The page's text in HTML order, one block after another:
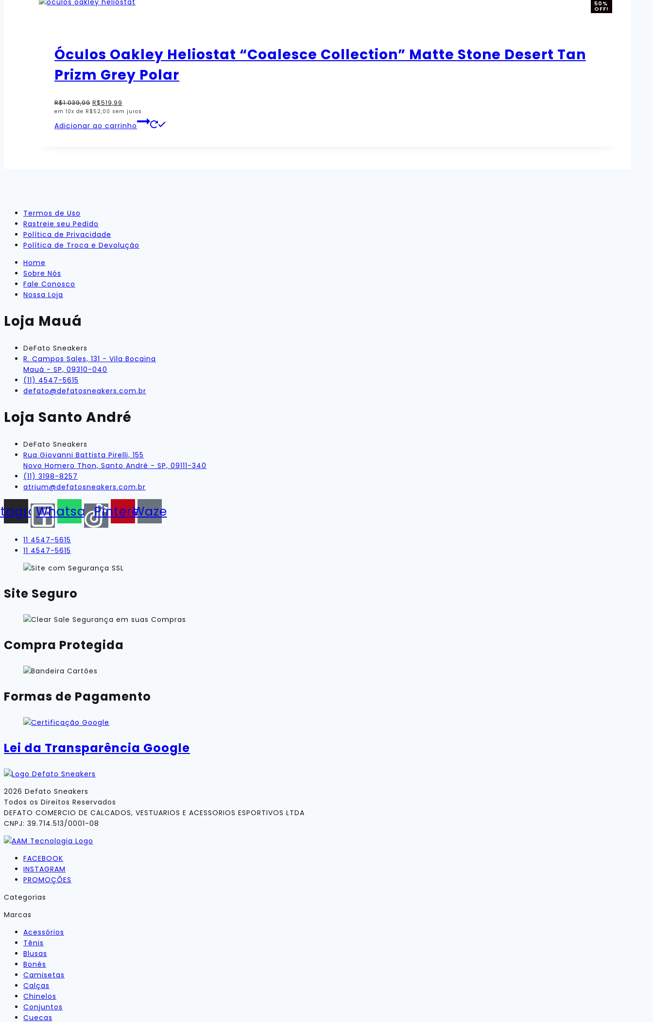
50%
OFF!
Óculos Oakley Heliostat “Coalesce Collection” Matte Stone Desert Tan
Prizm Grey Polar
R$1.039,99 O
preço
original
R$1.039,99.
R$519,99preço
atual
R$519,99.
em 10x de R$ 52,00 sem juros
Adicionar ao carrinho
Termos de Uso
Rastreie seu Pedido
Política de Privacidade
Política de Troca e Devolução
Home
Sobre Nós
Fale Conosco
Nossa Loja
Loja Mauá
DeFato Sneakers
R. Campos Sales, 131 - Vila Bocaina
Mauá - SP, 09310-040
(11) 4547-5615
defato@defatosneakers.com.br
Loja Santo André
DeFato Sneakers
Rua Giovanni Battista Pirelli, 155
Novo Homero Thon, Santo André - SP, 09111-340
(11) 3198-8257
atrium@defatosneakers.com.br
WhatsappPinterest
Waze
11 4547-5615
11 4547-5615
Site Seguro
Compra Protegida
Formas de Pagamento
Lei da Transparência Google
2026 Defato Sneakers
Todos os Direitos Reservados
DEFATO COMERCIO DE CALCADOS, VESTUARIOS E ACESSORIOS ESPORTIVOS LTDA
CNPJ: 39.714.513/0001-08
FACEBOOK
INSTAGRAM
PROMOÇÕES
Categorias
Marcas
Acessórios
Tênis
Blusas
Bonés
Camisetas
Calças
Chinelos
Conjuntos
Cuecas